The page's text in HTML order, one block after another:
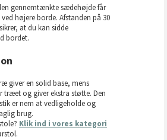
gennemtænkte sædehøjde får
højere borde. Afstanden på 30
at du kan sidde
bordet.
giver en solid base, mens
træet og giver ekstra støtte. Den
er nem at vedligeholde og
brug.
Klik ind i vores kategori